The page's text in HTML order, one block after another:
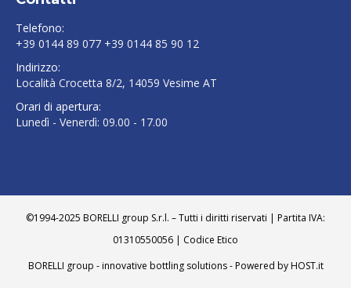
Telefono:
+39 0144 89 077 +39 0144 85 90 12
Indirizzo:
Località Crocetta 8/2, 14059 Vesime AT
Orari di apertura:
Lunedì - Venerdì: 09.00 - 17.00
©1994-2025 BORELLI group S.r.l. – Tutti i diritti riservati | Partita IVA:
01310550056 | Codice Etico
BORELLI group - innovative bottling solutions - Powered by HOST.it